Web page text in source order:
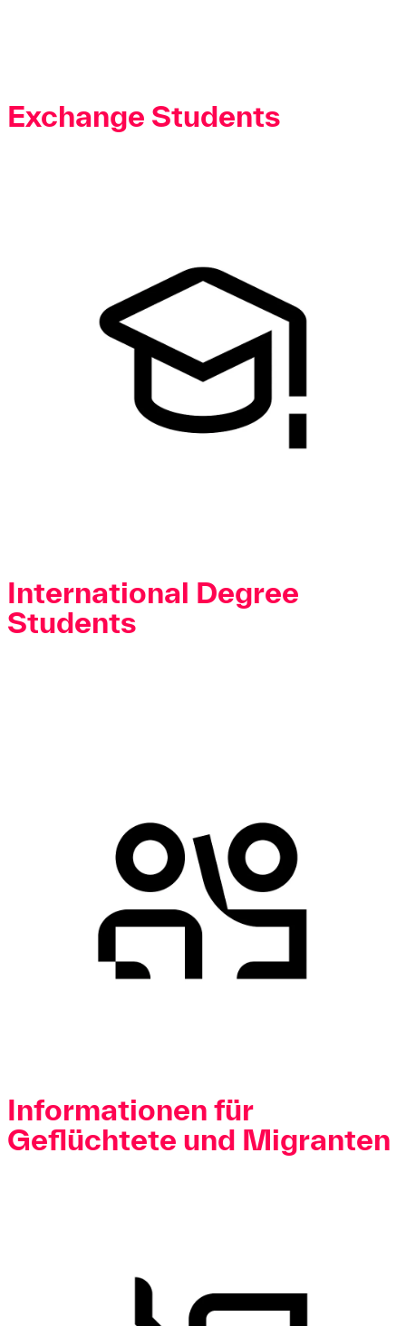
Exchange Students
International Degree
Students
Informationen für
Geflüchtete und Migranten